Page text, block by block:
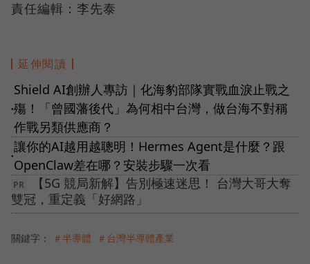
責任編輯：李先泰
延伸閱讀
●
Shield AI創辦人專訪｜化海豹部隊實戰血淚止戰之
殤！「曾國藩後代」為何相中台灣，做台海不對稱
作戰另類供應商？
●
讓你的AI越用越聰明！Hermes Agent是什麼？跟
OpenClaw差在哪？安裝步驟一次看
【5G 競局新解】告別極速迷思！ 台灣大哥大奪
雙冠，重定義「好網路」
關鍵字： ＃半導體 ＃台灣半導體產業